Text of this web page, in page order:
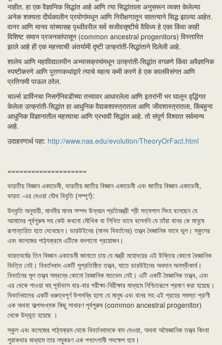
नाहीत. हा एक वैज्ञानिक सिद्धांत आहे आणि त्या सिद्धांताला अनुसरून व्यक्त केलेल्या
अनेक शक्यता दीर्घकालीन प्रयोगांमधून आणि निरीक्षणातून सातत्याने सिद्ध झाल्या आहेत.
वानर आणि मानव यांच्यासह पृथ्वीवरील सर्व सजीवसृष्टीचे वैविध्य हे एका किंवा काही
विशिष्ट समान प्रजनकांपासून (common ancestral progenitors) विस्तारित
झाले आहे ही एक महत्त्वाची अंतर्यामी दृष्टी उत्क्रांती-सिद्धांताने दिलेली आहे.
शालेय आणि महाविद्यालयीन अभ्यासक्रमांमधून उत्क्रांती-सिद्धांत वगळणे किंवा अवैज्ञानिक
स्पष्टीकरणे आणि पुराणकथांद्वारे त्याचे महत्व कमी करणे हे एक कालविसंगत आणि
प्रतिगामी पाऊल ठरेल.
चार्ल्स डार्विनचा निसर्गनिवडीच्या तत्त्वावर आधारलेला आणि इतरांनी भर घालून वृद्धिंगत
केलेला उत्क्रांती-सिद्धांत हा आधुनिक वैद्यकशास्त्रातला आणि जीवशास्त्रातला, किंबहुना
आधुनिक विज्ञानातील महत्त्वाचा आणि प्रभावी सिद्धांत आहे. तो संपूर्ण विश्वात सर्वमान्य
आहे.
उदाहरणार्थ पहा: http://www.nas.edu/evolution/TheoryOrFact.html
====================
ভারতীয় বিজ্ঞান একাডেমী, ভারতীয় জাতীয় বিজ্ঞান একাডেমী এবং জাতীয় বিজ্ঞান একাডেমী,
ভারত -এর দেওয়া যৌথ বিবৃতি (সম্পূর্ণ):
উদ্ধৃতি অনুযায়ী, মাননীয় মানব সম্পদ উন্নয়ন প্রতিমন্ত্রী শ্রী সত্যপাল সিংহ বলেছেন যে
আমাদের পূর্বপুরুষ সহ কেউ কখনো মৌখিক বা লিখিত ভাবে বলেননি যে তাঁরা বানর কে মানুষে
রূপান্তরিত হতে দেখেছেন। ডারউইনের (মানব বিবর্তনের) তত্ত্ব বৈজ্ঞানিক ভাবে ভুল। স্কুলের
এবং কলেজের পাঠ্যক্রমে এটিকে বদলানো প্রয়োজন।
ভারতবর্ষের তিন বিজ্ঞান একাডেমী জানাতে চায় যে মন্ত্রী মহোদয়ের এই উক্তির কোনো বৈজ্ঞানিক
ভিত্তি নেই। বিবর্তনবাদ একটি সুপ্রতিষ্ঠিত তত্ত্ব, যাতে ডারউইনের অবদান অনস্বীকার্য।
বিবর্তনের মূল তত্ত্ব সম্বন্ধে কোনো বৈজ্ঞানিক মতভেদ নেই। এটি একটি বৈজ্ঞানিক তত্ত্ব, এবং
এর থেকে পাওয়া বহু পূর্বাভাস বার-বার পরীক্ষা-নিরীক্ষার মাধ্যমে নিশ্চিতরূপে প্রমাণ করা হয়েছে।
বিবর্তনবাদের একটি গুরুত্বপূর্ণ উপলব্ধি হলো যে মানুষ এবং বানর সহ এই গ্রহের সমস্ত প্রাণী
এক অথবা অল্পসংখ্যক কিছু সাধারণ পূর্বপুরুষ (common ancestral progenitor)
থেকে উদ্ভূত হয়েছে ।
স্কুল এবং কলেজের পাঠ্যক্রম থেকে বিবর্তনবাদকে বাদ দেওয়া, অথবা অবৈজ্ঞানিক তত্ত্ব কিংবা
পুরাকথার মাধ্যমে তার লঘুকরণ এক পশ্চাৎগামী পদক্ষেপ হবে।